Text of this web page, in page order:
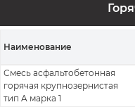
Наименование
Смесь асфальтобетонная
горячая крупнозернистая
тип A марка 1